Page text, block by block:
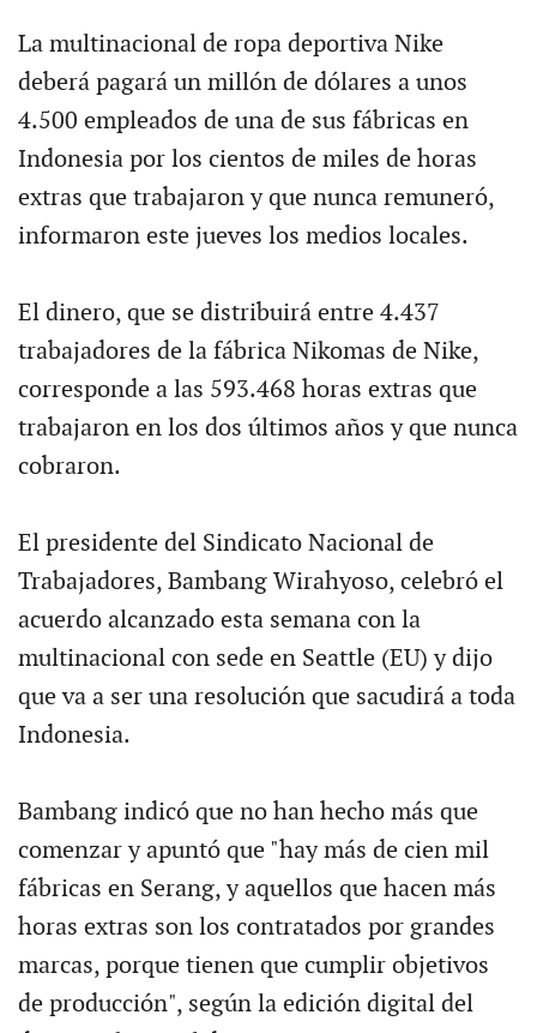
La multinacional de ropa deportiva Nike
deberá pagará un millón de dólares a unos
4.500 empleados de una de sus fábricas en
Indonesia por los cientos de miles de horas
extras que trabajaron y que nunca remuneró,
informaron este jueves los medios locales.
El dinero, que se distribuirá entre 4.437
trabajadores de la fábrica Nikomas de Nike,
corresponde a las 593.468 horas extras que
trabajaron en los dos últimos años y que nunca
cobraron.
El presidente del Sindicato Nacional de
Trabajadores, Bambang Wirahyoso, celebró el
acuerdo alcanzado esta semana con la
multinacional con sede en Seattle (EU) y dijo
que va a ser una resolución que sacudirá a toda
Indonesia.
Bambang indicó que no han hecho más que
comenzar y apuntó que "hay más de cien mil
fábricas en Serang, y aquellos que hacen más
horas extras son los contratados por grandes
marcas, porque tienen que cumplir objetivos
de producción", según la edición digital del